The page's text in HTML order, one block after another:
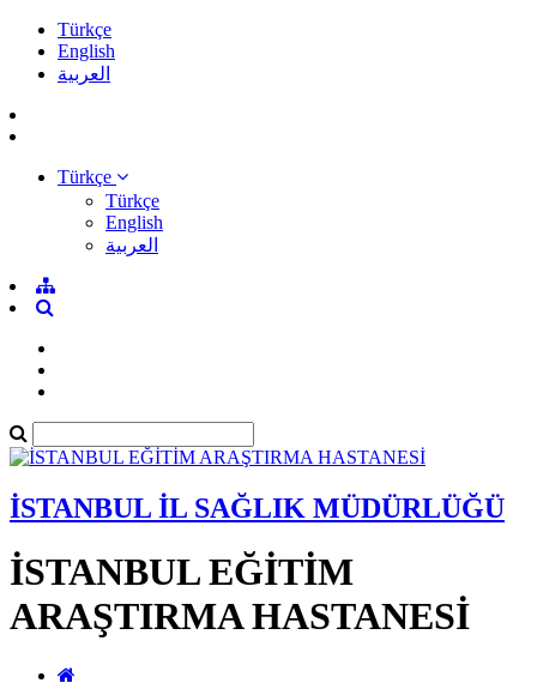
Türkçe
English
العربية
Türkçe
Türkçe
English
العربية
İSTANBUL İL SAĞLIK MÜDÜRLÜĞÜ
İSTANBUL EĞİTİM
ARAŞTIRMA HASTANESİ